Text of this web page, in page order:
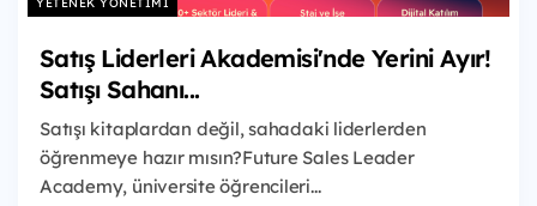
Satış Liderleri Akademisi'nde Yerini Ayır!
Satışı Sahanı...
Satışı kitaplardan değil, sahadaki liderlerden
öğrenmeye hazır mısın?Future Sales Leader
Academy, üniversite öğrencileri...